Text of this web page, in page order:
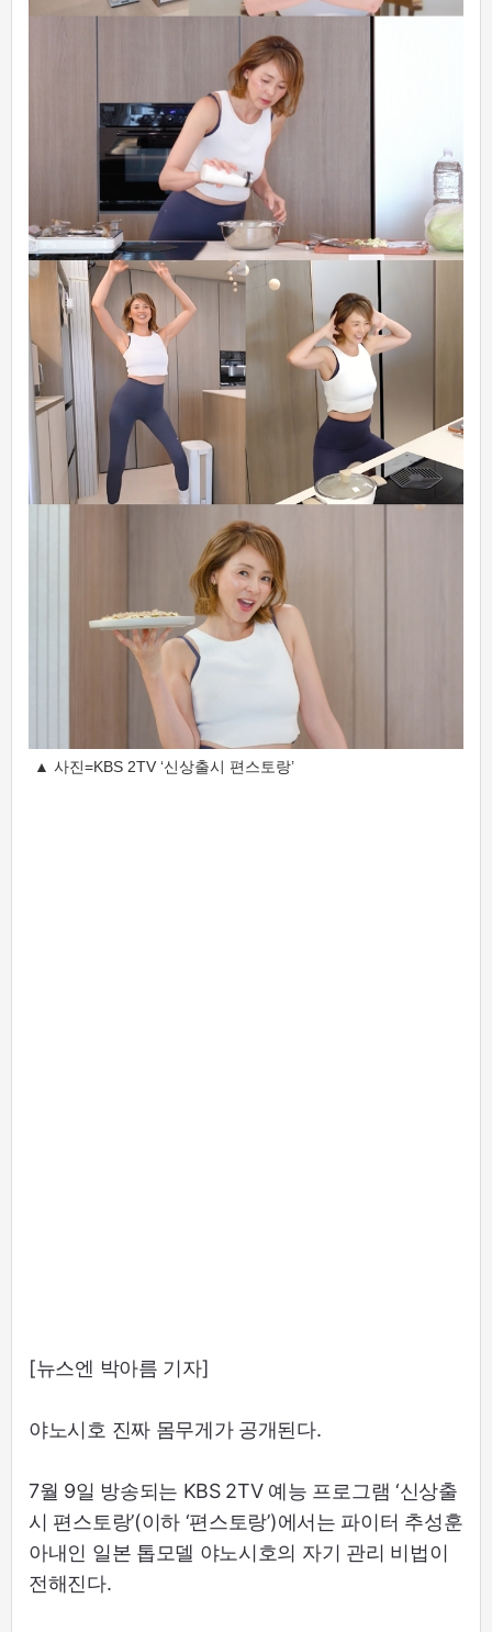
▲ 사진=KBS 2TV ‘신상출시 편스토랑’
[뉴스엔 박아름 기자]
야노시호 진짜 몸무게가 공개된다.
7월 9일 방송되는 KBS 2TV 예능 프로그램 ‘신상출
시 편스토랑’(이하 ‘편스토랑’)에서는 파이터 추성훈
아내인 일본 톱모델 야노시호의 자기 관리 비법이
전해진다.